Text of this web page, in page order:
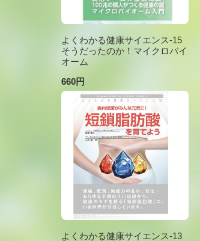
よくわかる健康サイエンス-15
そうだったのか！マイクロバイ
オーム
660円
よくわかる健康サイエンス-13